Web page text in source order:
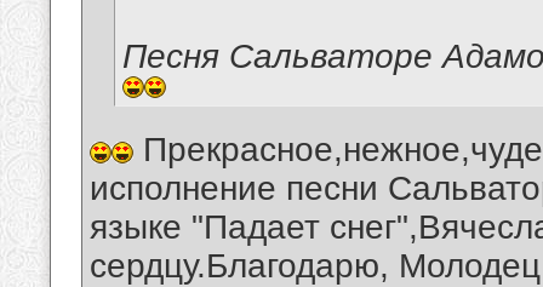
Песня Сальваторе
исполнение песни
языке "Падает
сердцу.Благодарю,